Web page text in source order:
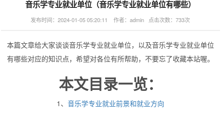
音乐学专业就业单位（音乐学专业就业单位有哪些）
发布时间：2024-01-05 05:20:11 作者：admin 点击次数：733次
本篇文章给大家谈谈音乐学专业就业单位，以及音乐学专业就业单位
有哪些对应的知识点，希望对各位有所帮助，不要忘了收藏本站喔。
本文目录一览：
1、 音乐学专业就业前景和就业方向